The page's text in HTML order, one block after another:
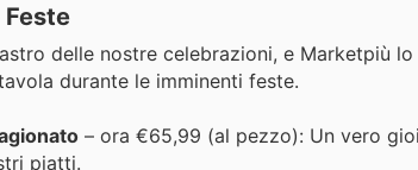
Feste
delle nostre celebrazioni, e Marketpiù
durante le imminenti feste.
– ora €65,99 (al pezzo): Un vero
piatti.